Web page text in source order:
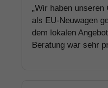
„Wir haben
als EU-Neuwagen
dem lokalen
Beratung war sehr